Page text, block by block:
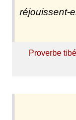
réjouissent-
Proverbe